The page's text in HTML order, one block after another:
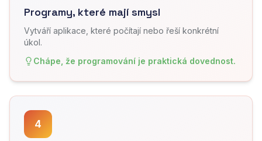
Programy, které mají smysl
Vytváří aplikace, které počítají nebo řeší konkrétní
úkol.
Chápe, že programování je praktická dovednost.
4